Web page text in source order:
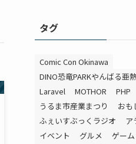
タグ
Comic Con Okinawa
DINO恐竜PARKやんばる亜
Laravel
MOTHOR PHP
うるま市産業まつり
おも
ふぇいすぶっくラジオ
ア
イベント
グルメ ゲーム